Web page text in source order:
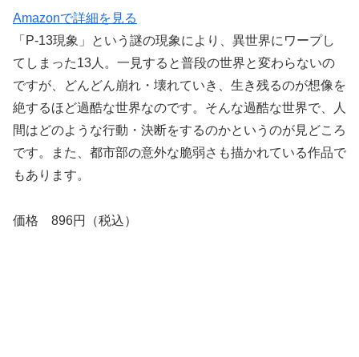
Amazonで詳細を見る
「P-13現象」という謎の現象により、異世界にワープし
てしまった13人。一見すると普段の世界と変わらないの
ですが、どんどん崩れ・壊れていき、生き残るのが想像を
絶するほど過酷な世界なのです。そんな過酷な世界で、人
間はどのような行動・決断をするのかというのが見どころ
です。また、都市部の意外な脆弱さも描かれている作品で
もあります。
価格 896円（税込）